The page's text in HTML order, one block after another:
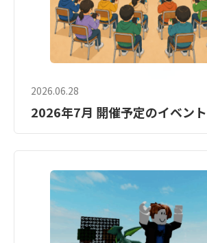
2026.06.28
2026年7月 開催予定のイベント